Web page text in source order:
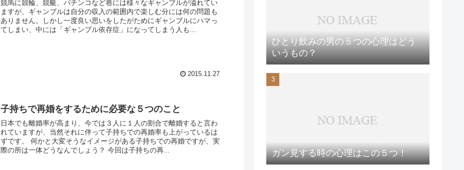
競馬に競輪、競艇、パチンコなど巷には様々なギャンブルが溢れてい
ますが、ギャンブルは自分の収入の範囲内で楽しむ分には何の問題も
ありません。しかし一度良い思いをしたがためにギャンブルにハマっ
てしまい、中には「ギャンブル依存症」になってしまう人も...
2015.11.27
子持ちで再婚をするために必要な５つのこと
日本でも離婚率が高まり、今では３人に１人の割合で離婚すると言わ
れていますが、当然それに伴って子持ちでの再婚率も上がっているは
ずです。 何かと大変そうなイメージがある子持ちでの再婚ですが、実
際の所は一体どうなんでしょう？ 今回は子持ちの再...
ひとり飲みの男の５つの心理はどう
いうもの？
ガン見する時の心理はこの５つ！